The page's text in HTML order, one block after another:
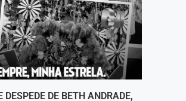
DESPEDE DE BETH ANDRADE,